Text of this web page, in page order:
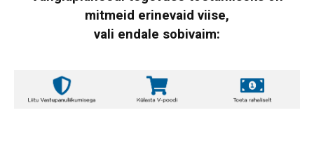
mitmeid erinevaid viise,
vali endale sobivaim: